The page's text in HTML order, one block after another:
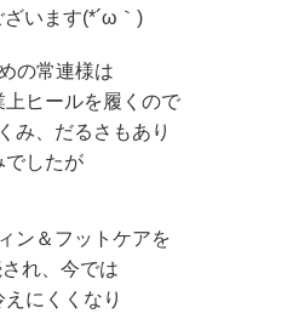
います(*´ω｀)
の常連様は
ヒールを履くので
み、だるさもあり
でしたが
ン＆フットケアを
れ、今では
えにくくなり